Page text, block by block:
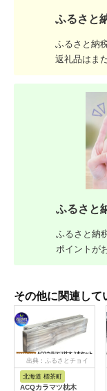
ふるさと
ふるさと納
返礼品はま
ふるさと
ふるさと納
ポイントが
その他に関連して
出典：ふるさとチョイ
北海道 標茶町
ACQカラマツ枕木